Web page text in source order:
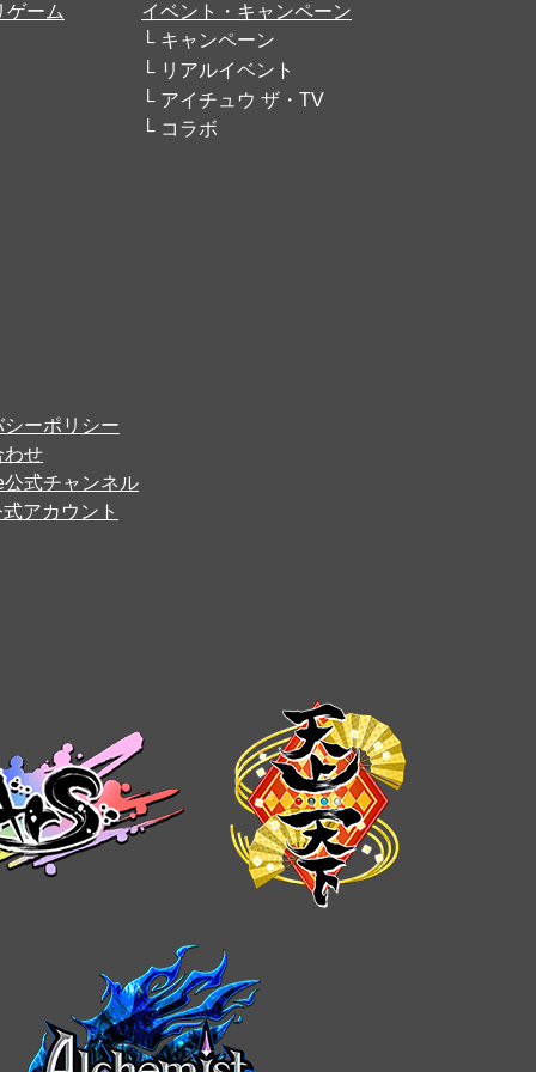
ゲーム
イベント・キャンペーン
キャンペーン
リアルイベント
アイチュウ ザ・TV
コラボ
シーポリシー
わせ
公式チャンネル
アカウント